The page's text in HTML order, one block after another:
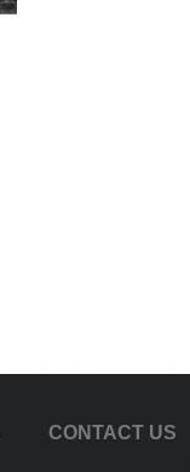
CONTACT US